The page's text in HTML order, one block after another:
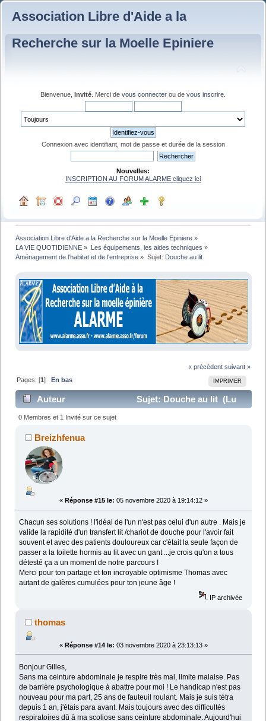
Association Libre d'Aide a la
Recherche sur la Moelle Epiniere
Bienvenue, Invité . Merci de vous connecter ou de vous inscrire
Connexion avec identifiant, mot de passe et durée de la session
Nouvelles:
INSCRIPTION AU FORUM ALARME cliquez ici
Association Libre d'Aide a la Recherche sur la Moelle Epiniere »
LA VIE QUOTIDIENNE » Les équipements, les aides techniques »
Aménagement de l'habitat et de l'entreprise » Sujet: Douche au lit
« précédent suivant »
IMPRIMER
Pages: [1] En bas
Auteur
Sujet: Douche au lit (Lu
24059 fois)
0 Membres et 1 Invité sur ce sujet
Breizhfenua
« Réponse #15 le: 05 novembre 2020 à 19:14:12 »
Chacun ses solutions ! l'idéal de l'un n'est pas celui d'un autre . Mais je
valide la rapidité d'un transfert lit /chariot de douche pour l'avoir fait
souvent et avec des patients douloureux car c'était la seule façon de
passer a la toilette hormis au lit avec un gant ...je crois qu'on a tous
détesté ça a un moment de notre parcours !
Merci pour ton partage et ton incroyable optimisme Thomas avec
autant de galères cumulées pour ton jeune âge !
IP archivée
thomas
« Réponse #14 le: 03 novembre 2020 à 23:13:13 »
Bonjour Gilles,
Sans ma ceinture abdominale je respire très mal, limite malaise. Pas
de barrière psychologique à abattre pour moi ! Le handicap n'est pas
nouveau pour ma part, 25 ans de fauteuil roulant. Mais je suis tétra
depuis 1 an, j'étais para avant. Mais toujours avec des difficultés
respiratoires dû à ma scoliose sans ceinture abdominale. Aujourd'hui